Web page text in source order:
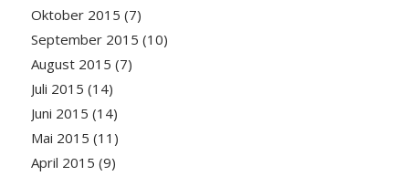
Oktober 2015 (7)
September 2015 (10)
August 2015 (7)
Juli 2015 (14)
Juni 2015 (14)
Mai 2015 (11)
April 2015 (9)